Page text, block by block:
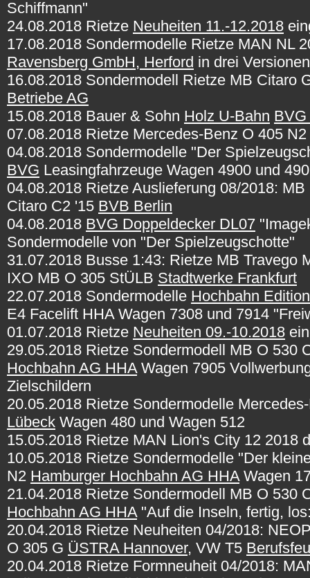
Schiffmann"
24.08.2018 Rietze Neuheiten 11.-12.2018
17.08.2018 Sondermodelle Rietze MAN NL
Ravensberg GmbH, Herford in drei Versionen
16.08.2018 Sondermodell Rietze MB Citaro
Betriebe AG
15.08.2018 Bauer & Sohn Holz U-Bahn
07.08.2018 Rietze Mercedes-Benz O 405
04.08.2018 Sondermodelle "Der
BVG Leasingfahrzeuge Wagen 4900 und
04.08.2018 Rietze Auslieferung 08/2018:
Citaro C2 '15 BVB Berlin
04.08.2018 BVG Doppeldecker DL07
Sondermodelle von "Der Spielzeugschotte"
31.07.2018 Busse 1:43: Rietze MB Travego
IXO MB O 305 StÜLB Stadtwerke Frankfurt
22.07.2018 Sondermodelle Hochbahn
E4 Facelift HHA Wagen 7308 und 7914
01.07.2018 Rietze Neuheiten 09.-10.2018
29.05.2018 Rietze Sondermodell MB O 530
Hochbahn AG HHAWagen 7905
Zielschildern
20.05.2018 Rietze Sondermodelle
Lübeck Wagen 480 und Wagen 512
15.05.2018 Rietze MAN Lion's City 12 2018
10.05.2018 Rietze Sondermodelle "Der
N2 Hamburger Hochbahn AG HHAWagen
21.04.2018 Rietze Sondermodell MB O 530
Hochbahn AG HHA"Auf die Inseln, fertig,
20.04.2018 Rietze Neuheiten 04/2018:
O 305 G ÜSTRA Hannover, VW T5
20.04.2018 Rietze Formneuheit 04/2018: